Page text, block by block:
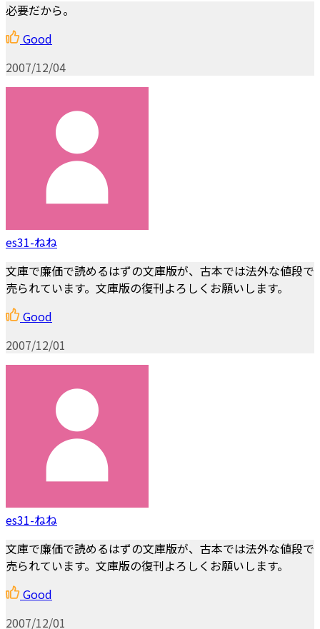
必要だから。
Good
2007/12/04
es31-ねね
文庫で廉価で読めるはずの文庫版が、古本では法外な値段で
売られています。文庫版の復刊よろしくお願いします。
Good
2007/12/01
es31-ねね
文庫で廉価で読めるはずの文庫版が、古本では法外な値段で
売られています。文庫版の復刊よろしくお願いします。
Good
2007/12/01